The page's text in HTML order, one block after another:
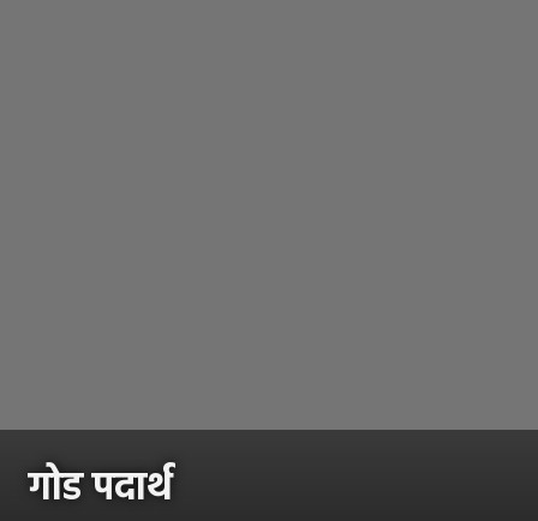
गोड पदार्थ